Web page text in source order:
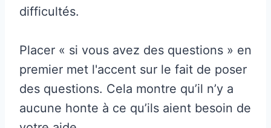
difficultés.
Placer « si vous avez des questions » en
premier met l'accent sur le fait de poser
des questions. Cela montre qu’il n’y a
aucune honte à ce qu’ils aient besoin de